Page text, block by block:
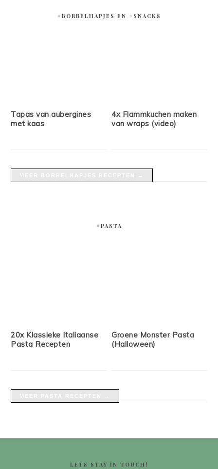
#BORRELHAPJES EN #SNACKS
Tapas van aubergines
met kaas
4x Flammkuchen maken
van wraps (video)
#PASTA
20x Klassieke Italiaanse
Pasta Recepten
Groene Monster Pasta
(Halloween)
LETS STAY IN TOUCH!